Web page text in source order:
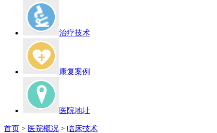
治疗技术
康复案例
医院地址
首页 > 医院概况 > 临床技术